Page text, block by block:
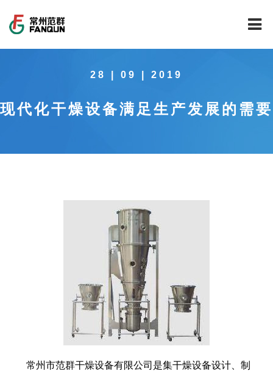
干燥设备
带式干燥焙烧系列
真空干燥系列
全球契约组织成员
28 | 09 | 2019
现代化干燥设备满足生产发展的需要
常州市范群干燥设备有限公司是集干燥设备设计、制